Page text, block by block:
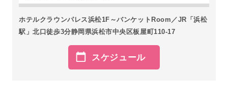
ホテルクラウンパレス浜松1F～バンケットRoom／JR「浜松
駅」北口徒歩3分静岡県浜松市中央区板屋町110-17
スケジュール